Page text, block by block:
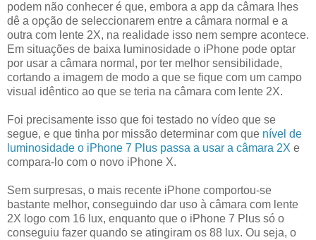
podem não conhecer é que, embora a app da câmara lhes
dê a opção de seleccionarem entre a câmara normal e a
outra com lente 2X, na realidade isso nem sempre acontece.
Em situações de baixa luminosidade o iPhone pode optar
por usar a câmara normal, por ter melhor sensibilidade,
cortando a imagem de modo a que se fique com um campo
visual idêntico ao que se teria na câmara com lente 2X.
Foi precisamente isso que foi testado no vídeo que se
segue, e que tinha por missão determinar com que nível de
luminosidade o iPhone 7 Plus passa a usar a câmara 2X e
compara-lo com o novo iPhone X.
Sem surpresas, o mais recente iPhone comportou-se
bastante melhor, conseguindo dar uso à câmara com lente
2X logo com 16 lux, enquanto que o iPhone 7 Plus só o
conseguiu fazer quando se atingiram os 88 lux. Ou seja, o